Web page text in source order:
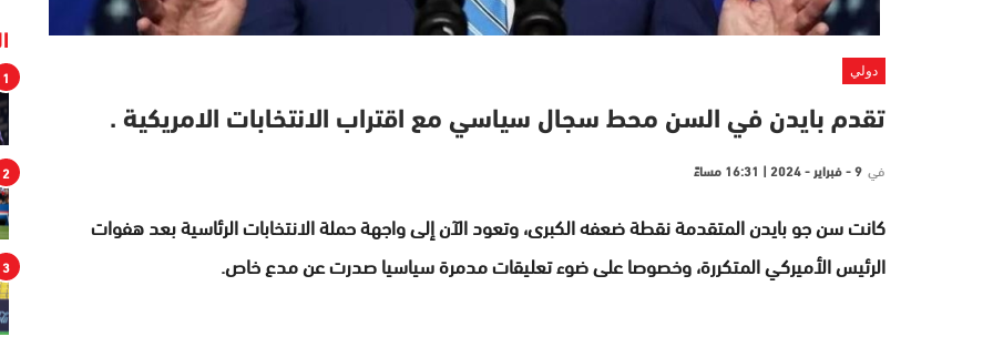
دولي
تقدم بايدن في السن محط سجال سياسي مع اقتراب الانتخابات الامريكية .
في 9 - فبراير - 2024 | 16:31 مساءً
كانت سن جو بايدن المتقدمة نقطة ضعفه الكبرى، وتعود الآن إلى واجهة حملة الانتخابات الرئاسية بعد هفوات
الرئيس الأميركي المتكررة، وخصوصا على ضوء تعليقات مدمرة سياسيا صدرت عن مدع خاص.
1
2
3